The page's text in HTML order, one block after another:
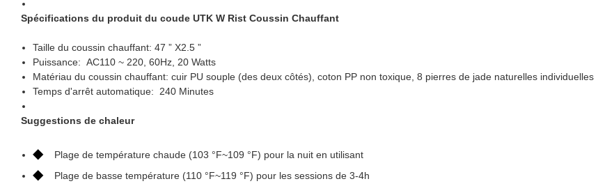
Spécifications du produit du coude UTK W Rist Coussin Chauffant
Taille du coussin chauffant: 47 ” X2.5 ”
Puissance: AC110 ~ 220, 60Hz, 20 Watts
Matériau du coussin chauffant: cuir PU souple (des deux côtés), coton PP non toxique, 8 pierres de jade naturelles individuelles
Temps d'arrêt automatique: 240 Minutes
Suggestions de chaleur
◆ Plage de température chaude (103 °F~109 °F) pour la nuit en utilisant
◆ Plage de basse température (110 °F~119 °F) pour les sessions de 3-4h